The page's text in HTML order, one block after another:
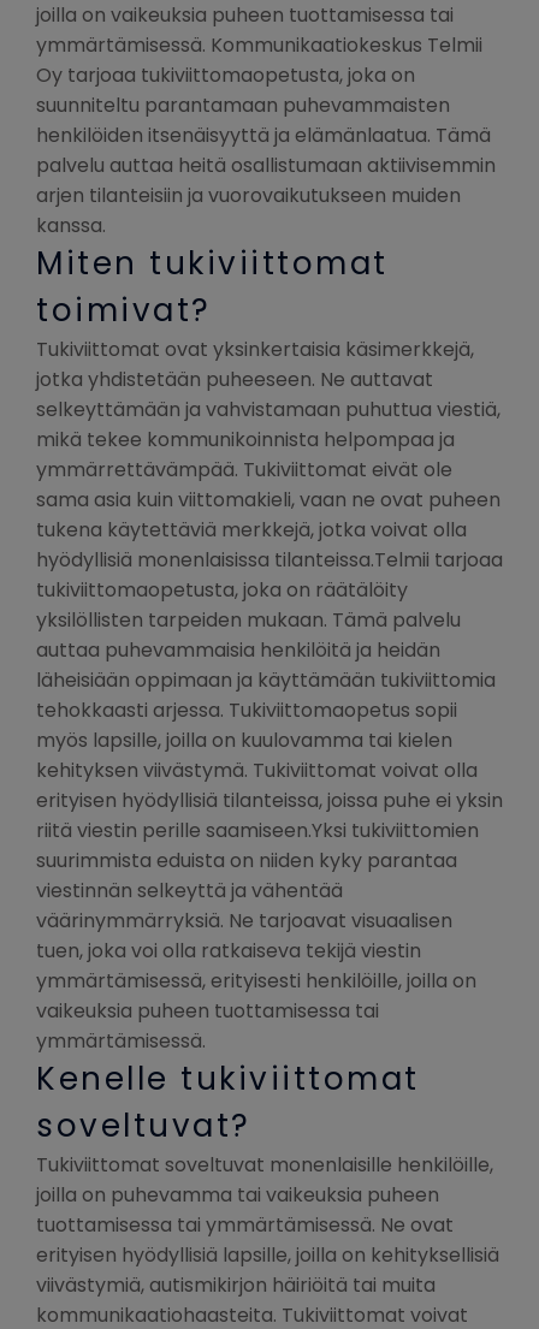
joilla on vaikeuksia puheen tuottamisessa tai
ymmärtämisessä. Kommunikaatiokeskus Telmii
Oy tarjoaa tukiviittomaopetusta, joka on
suunniteltu parantamaan puhevammaisten
henkilöiden itsenäisyyttä ja elämänlaatua. Tämä
palvelu auttaa heitä osallistumaan aktiivisemmin
arjen tilanteisiin ja vuorovaikutukseen muiden
kanssa.
Miten tukiviittomat
toimivat?
Tukiviittomat ovat yksinkertaisia käsimerkkejä,
jotka yhdistetään puheeseen. Ne auttavat
selkeyttämään ja vahvistamaan puhuttua viestiä,
mikä tekee kommunikoinnista helpompaa ja
ymmärrettävämpää. Tukiviittomat eivät ole
sama asia kuin viittomakieli, vaan ne ovat puheen
tukena käytettäviä merkkejä, jotka voivat olla
hyödyllisiä monenlaisissa tilanteissa.Telmii tarjoaa
tukiviittomaopetusta, joka on räätälöity
yksilöllisten tarpeiden mukaan. Tämä palvelu
auttaa puhevammaisia henkilöitä ja heidän
läheisiään oppimaan ja käyttämään tukiviittomia
tehokkaasti arjessa. Tukiviittomaopetus sopii
myös lapsille, joilla on kuulovamma tai kielen
kehityksen viivästymä. Tukiviittomat voivat olla
erityisen hyödyllisiä tilanteissa, joissa puhe ei yksin
riitä viestin perille saamiseen.Yksi tukiviittomien
suurimmista eduista on niiden kyky parantaa
viestinnän selkeyttä ja vähentää
väärinymmärryksiä. Ne tarjoavat visuaalisen
tuen, joka voi olla ratkaiseva tekijä viestin
ymmärtämisessä, erityisesti henkilöille, joilla on
vaikeuksia puheen tuottamisessa tai
ymmärtämisessä.
Kenelle tukiviittomat
soveltuvat?
Tukiviittomat soveltuvat monenlaisille henkilöille,
joilla on puhevamma tai vaikeuksia puheen
tuottamisessa tai ymmärtämisessä. Ne ovat
erityisen hyödyllisiä lapsille, joilla on kehityksellisiä
viivästymiä, autismikirjon häiriöitä tai muita
kommunikaatiohaasteita. Tukiviittomat voivat